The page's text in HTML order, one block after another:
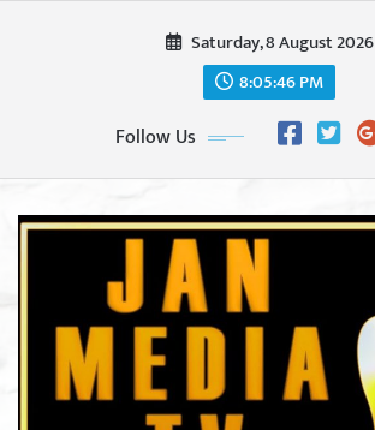
Saturday, 8 August 2026
8:05:48 PM
Follow Us